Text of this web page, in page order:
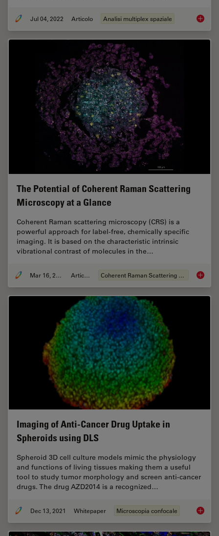
Jul 04, 2022 Articolo Analisi multiplex spaziale
The Potential of Coherent Raman Scattering
Microscopy at a Glance
Coherent Raman scattering microscopy (CRS) is a
powerful approach for label-free, chemically specific
imaging. It is based on the characteristic intrinsic
vibrational contrast of molecules in the…
Mar 16, 2022 Articolo Coherent Raman Scattering (CRS) The
Imaging of Anti-Cancer Drug Uptake in
Spheroids using DLS
Spheroid 3D cell culture models mimic the physiology
and functions of living tissues making them a useful
tool to study tumor morphology and screen anti-cancer
drugs. The drug AZD2014 is a recognized…
Dec 13, 2021 Whitepaper Microscopia confocale